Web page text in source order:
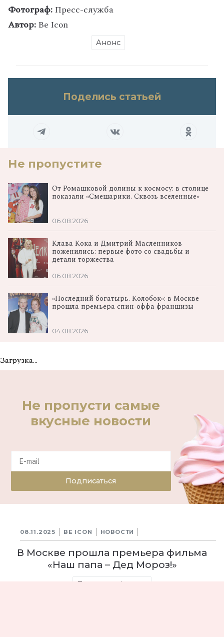
Фотограф:Пресс-служба
Автор:Be Icon
Анонс
Поделись статьей
Не пропустите
От Ромашковой долины к космосу: в столице
показали «Смешарики. Сквозь вселенные»
06.08.2026
Клава Кока и Дмитрий Масленников
поженились: первые фото со свадьбы и
детали торжества
06.08.2026
«Последний богатырь. Колобок»: в Москве
прошла премьера спин‑оффа франшизы
04.08.2026
Загрузка...
Не пропусти самые
вкусные новости
Подписаться
08.11.2025 BE ICON НОВОСТИ
В Москве прошла премьера фильма
«Наш папа – Дед Мороз!»
Премьера фильма